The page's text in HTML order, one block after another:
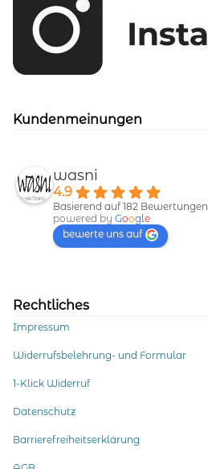
Kundenmeinungen
wasni
4.9
Basierend auf 182 Bewertungen
powered by Goog le
bewerte uns auf
Rechtliches
Impressum
Widerrufsbelehrung- und Formular
1-Klick Widerruf
Datenschutz
Barrierefreiheitserklärung